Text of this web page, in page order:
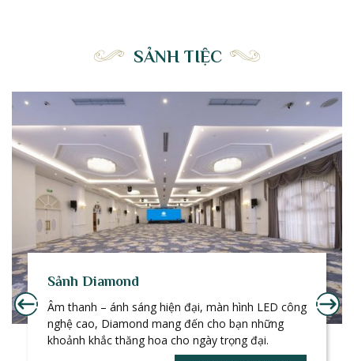
SẢNH TIỆC
Sảnh Diamond
Âm thanh – ánh sáng hiện đại, màn hình LED công
nghệ cao, Diamond mang đến cho bạn những
khoảnh khắc thăng hoa cho ngày trọng đại.